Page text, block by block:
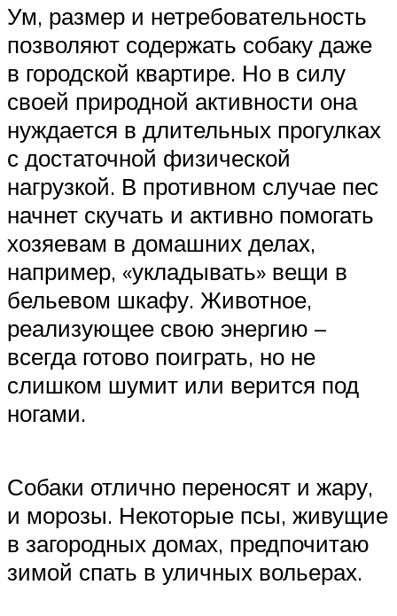
Ум, размер и нетребовательность
позволяют содержать собаку даже
в городской квартире. Но в силу
своей природной активности она
нуждается в длительных прогулках
с достаточной физической
нагрузкой. В противном случае пес
начнет скучать и активно помогать
хозяевам в домашних делах,
например, «укладывать» вещи в
бельевом шкафу. Животное,
реализующее свою энергию –
всегда готово поиграть, но не
слишком шумит или верится под
ногами.
Собаки отлично переносят и жару,
и морозы. Некоторые псы, живущие
в загородных домах, предпочитаю
зимой спать в уличных вольерах.